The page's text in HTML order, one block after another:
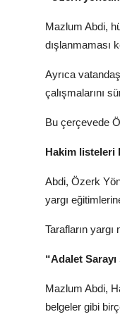
Mazlum Abdi,
dışlanmaması
Ayrıca
çalışmalarını
Bu çerçevede
Hakim listeleri
Abdi, Özerk
yargı
Tarafların
“Adalet
Mazlum Abdi,
belgeler gibi